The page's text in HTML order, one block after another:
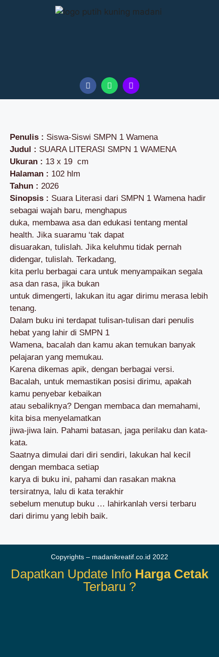
Penulis : Siswa-Siswi SMPN 1 Wamena
Judul : SUARA LITERASI SMPN 1 WAMENA
Ukuran : 13 x 19 cm
Halaman : 102 hlm
Tahun : 2026
Sinopsis : Suara Literasi dari SMPN 1 Wamena hadir
sebagai wajah baru, menghapus
duka, membawa asa dan edukasi tentang mental
health. Jika suaramu ‘tak dapat
disuarakan, tulislah. Jika keluhmu tidak pernah
didengar, tulislah. Terkadang,
kita perlu berbagai cara untuk menyampaikan segala
asa dan rasa, jika bukan
untuk dimengerti, lakukan itu agar dirimu merasa lebih
tenang.
Dalam buku ini terdapat tulisan-tulisan dari penulis
hebat yang lahir di SMPN 1
Wamena, bacalah dan kamu akan temukan banyak
pelajaran yang memukau.
Karena dikemas apik, dengan berbagai versi.
Bacalah, untuk memastikan posisi dirimu, apakah
kamu penyebar kebaikan
atau sebaliknya? Dengan membaca dan memahami,
kita bisa menyelamatkan
jiwa-jiwa lain. Pahami batasan, jaga perilaku dan kata-
kata.
Saatnya dimulai dari diri sendiri, lakukan hal kecil
dengan membaca setiap
karya di buku ini, pahami dan rasakan makna
tersiratnya, lalu di kata terakhir
sebelum menutup buku … lahirkanlah versi terbaru
dari dirimu yang lebih baik.
Copyrights – madanikreatif.co.id 2022
Dapatkan Update Info Harga Cetak
Terbaru ?